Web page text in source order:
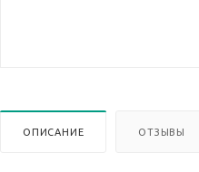
ОПИСАНИЕ ОТЗЫВЫ